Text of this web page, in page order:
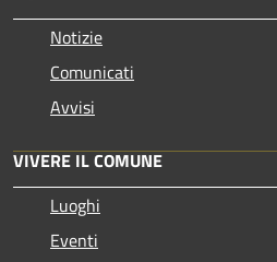
Notizie
Comunicati
Avvisi
VIVERE IL COMUNE
Luoghi
Eventi